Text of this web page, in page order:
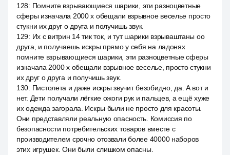
128: Помните взрывающиеся шарики, эти разноцветные
сферы изначала 2000 x обещали взрывное веселье просто
стукни их друг о друга и получишь звук.
129: Их с витрин 14 тик ток, и тут шарики взрываштаны оо
друга, и получаешь искры прямо у себя на ладонях
помните взрывающиеся шарики, эти разноцветные сферы
изначала 2000 x обещали взрывное веселье, просто стукни
их друг о друга и получишь звук.
130: Пистолета и даже искры звучит безобидно, да. А вот и
нет. Дети получали лёгкие ожоги рук и пальцев, а ещё хуже
их одежда загорала. Искры были не просто для красоты.
Они представляли реальную опасность. Комиссия по
безопасности потребительских товаров вместе с
производителем срочно отозвали более 40000 наборов
этих игрушек. Они были слишком опасны.